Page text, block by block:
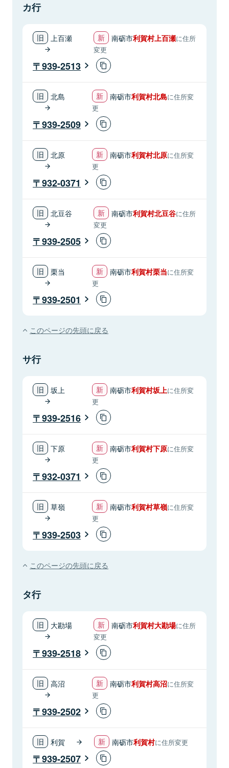
カ行
上百瀬 南砺市利賀村上百瀬に住所
変更
939-2513
北島 南砺市利賀村北島に住所変
更
939-2509
北原 南砺市利賀村北原に住所変
更
932-0371
北豆谷 南砺市利賀村北豆谷に住所
変更
939-2505
栗当 南砺市利賀村栗当に住所変
更
939-2501
このページの先頭に戻る
サ行
坂上 南砺市利賀村坂上に住所変
更
939-2516
下原 南砺市利賀村下原に住所変
更
932-0371
草嶺 南砺市利賀村草嶺に住所変
更
939-2503
このページの先頭に戻る
タ行
大勘場 南砺市利賀村大勘場に住所
変更
939-2518
高沼 南砺市利賀村高沼に住所変
更
939-2502
利賀 南砺市利賀村に住所変更
939-2507